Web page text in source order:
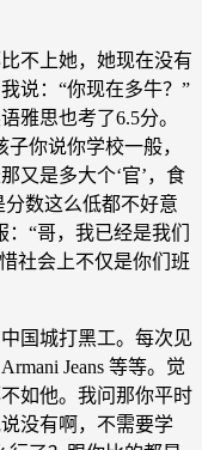
不上她，她现在没有
说：“你现在多牛？”
雅思也考了6.5分。
你说你学校一般，
又是多大个‘官’，食
数这么低都不好意
“哥，我已经是我们
社会上不仅是你们班
国城打黑工。每次见
Jeans 等等。觉
如他。我问那你平时
没有啊，不需要学